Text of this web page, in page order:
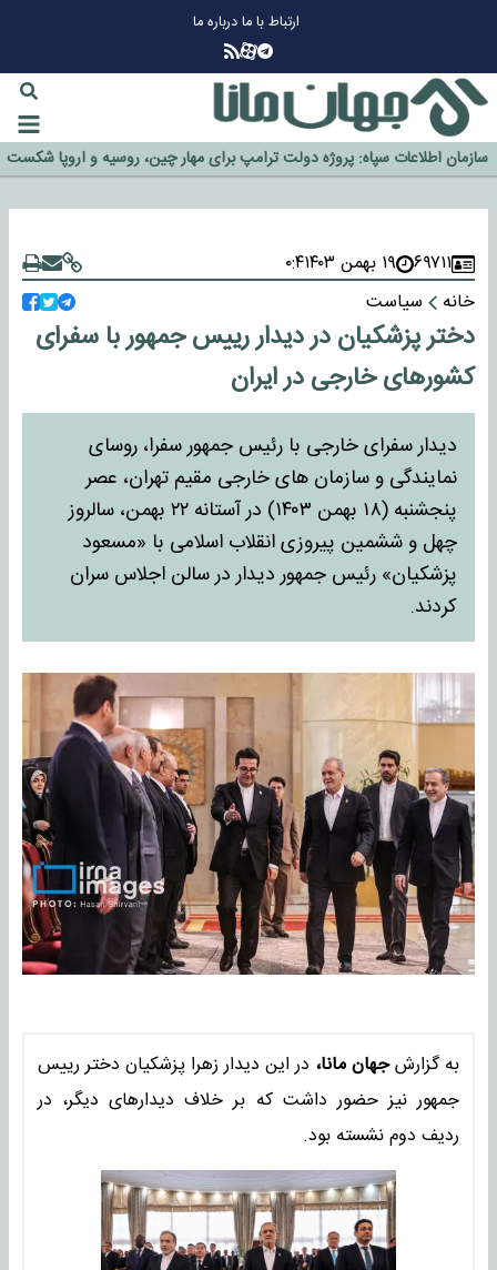
ارتباط با مادرباره ما
گزینه جدایی اوسمار روی میز مدیران پرسپولیس
آیا رئیس جمهور آمریکا قانون را دور می‌زند؟
اخراج رسمی چهره نامدار از پرسپولیس
سازمان اطلاعات سپاه: پروژه دولت ترامپ برای مهار چین، روسیه و اروپا شکست
خورد
۶۹۷۱۱ ۱۹ بهمن ۱۴۰۳
۰:۴
خانه
سیاست
دختر پزشکیان در دیدار رییس جمهور با سفرای
کشورهای خارجی در ایران
دیدار سفرای خارجی با رئیس جمهور سفرا، روسای
نمایندگی و سازمان های خارجی مقیم تهران، عصر
پنجشنبه (۱۸ بهمن ۱۴۰۳) در آستانه ۲۲ بهمن، سالروز
چهل و ششمین پیروزی انقلاب اسلامی با «مسعود
پزشکیان» رئیس جمهور دیدار در سالن اجلاس سران
کردند.
به گزارشجهان مانا، در این دیدار زهرا پزشکیان دختر رییس
جمهور نیز حضور داشت که بر خلاف دیدارهای دیگر، در
ردیف دوم نشسته بود.